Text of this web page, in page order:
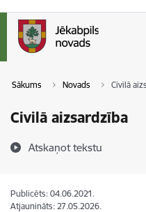
Sākums Novads Civilā
Civilā aizsardzība
Atskaņot tekstu
Publicēts: 04.06.2021.
Atjaunināts: 27.05.2026.